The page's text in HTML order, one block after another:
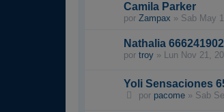
Camila Parker
por Zampax » Sab May
Nathalia 666241902
por troy » Lun Nov 21,
Yoli Sensaciones
por pacome » Sab